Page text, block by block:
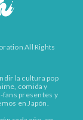
All Rights
la cultura pop
comida y
fans presentes y
en Japón.